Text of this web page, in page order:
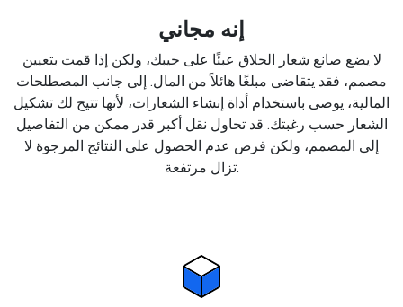
إنه مجاني
لا يضع صانع شعار الحلاق عبئًا على جيبك، ولكن إذا قمت بتعيين
مصمم، فقد يتقاضى مبلغًا هائلاً من المال. إلى جانب المصطلحات
المالية، يوصى باستخدام أداة إنشاء الشعارات، لأنها تتيح لك تشكيل
الشعار حسب رغبتك. قد تحاول نقل أكبر قدر ممكن من التفاصيل
إلى المصمم، ولكن فرص عدم الحصول على النتائج المرجوة لا
تزال مرتفعة.